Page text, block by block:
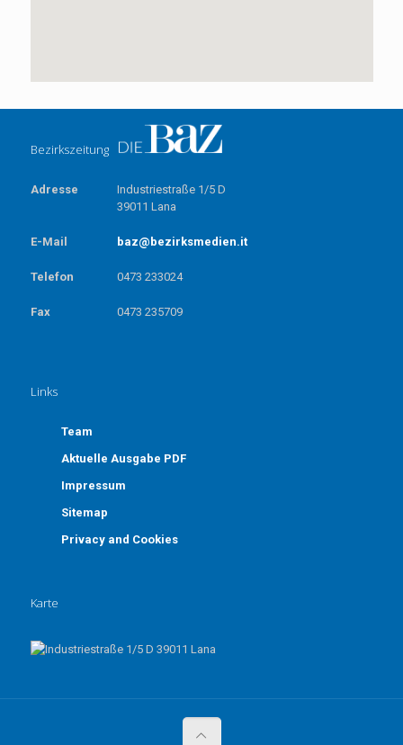
Bezirkszeitung
Adresse
Industriestraße 1/5 D
39011 Lana
E-Mail baz@bezirksmedien.it
Telefon 0473 233024
Fax 0473 235709
Links
Team
Aktuelle Ausgabe PDF
Impressum
Sitemap
Privacy and Cookies
Karte